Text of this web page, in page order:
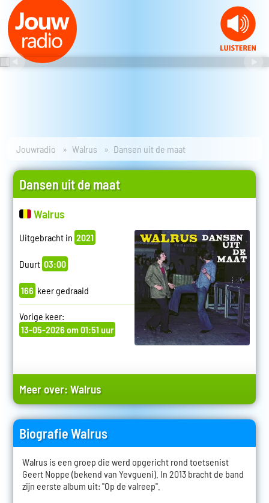
Jouwradio Walrus Dansen uit de maat
Dansen uit de maat
Walrus
Uitgebracht in 2021
Duurt 03:00
166 keer gedraaid
Vorige keer:
13-05-2026 om 01:51 uur
Meer over:Walrus
Biografie Walrus
Walrus is een groep die werd opgericht rond toetsenist
Geert Noppe (bekend van Yevgueni). In 2013 bracht de band
zijn eerste album uit: "Op de valreep".